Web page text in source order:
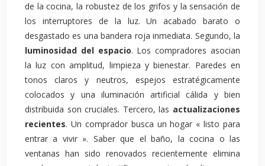
de la cocina, la robustez de los grifos y la sensación de
los interruptores de la luz. Un acabado barato o
desgastado es una bandera roja inmediata. Segundo, la
luminosidad del espacio. Los compradores asocian
la luz con amplitud, limpieza y bienestar. Paredes en
tonos claros y neutros, espejos estratégicamente
colocados y una iluminación artificial cálida y bien
distribuida son cruciales. Tercero, las actualizaciones
recientes. Un comprador busca un hogar « listo para
entrar a vivir ». Saber que el baño, la cocina o las
ventanas han sido renovados recientemente elimina